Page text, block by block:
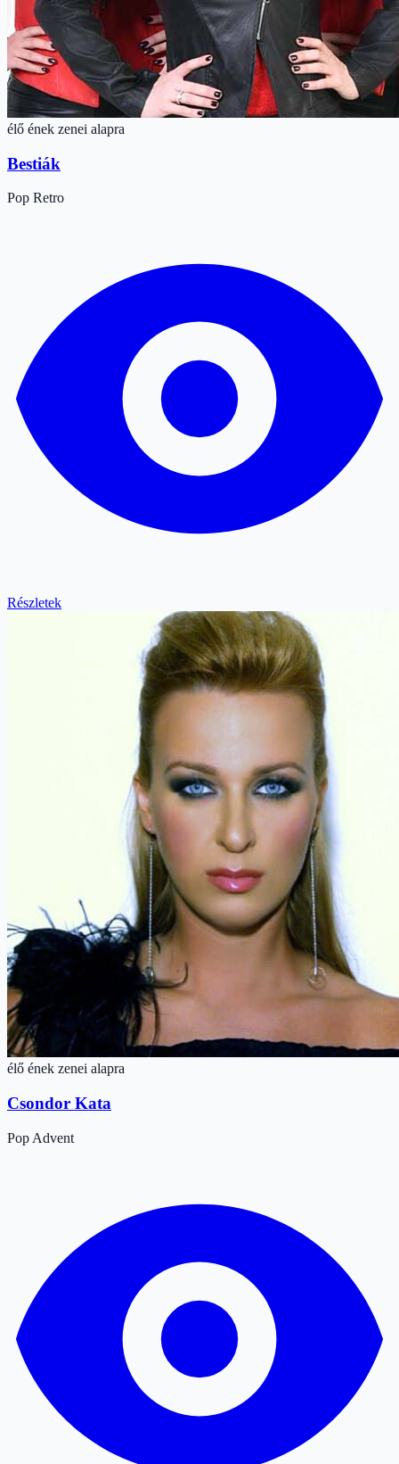
élő ének zenei alapra
Bestiák
Pop Retro
Részletek
élő ének zenei alapra
Csondor Kata
Pop Advent